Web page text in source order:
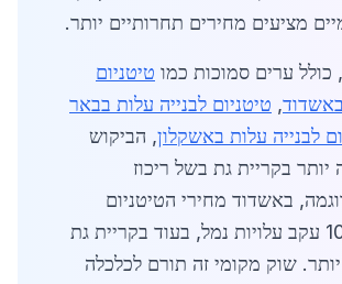
מציעים מחירים תחרותיים יותר.
כולל ערים סמוכות כמו טיטניום
, טיטניום לבנייה עלות בבאר
לבנייה עלות באשקלון, הביקוש
יותר בקריית גת בשל ריכוז
באשדוד מחירי הטיטניום
גבוהים ב-10% עקב עלויות נמל, בעוד בקריית גת
שוק מקומי זה תורם לכלכלה